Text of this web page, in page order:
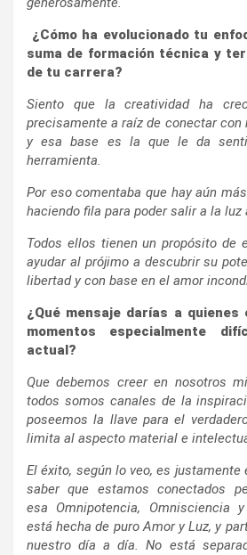
¿Cómo ha evolucionado tu
suma de formación técnica y
de tu carrera?
Siento que la creatividad ha
precisamente a raíz de conectar
y esa base es la que le da
herramienta.
Por eso comentaba que hay aún
haciendo fila para poder salir a la luz
Todos ellos tienen un propósito de
ayudar al prójimo a descubrir su
libertad y con base en el amor
¿Qué mensaje darías a
momentos especialmente
actual?
Que debemos creer en nosotros
todos somos canales de la
poseemos la llave para el
limita al aspecto material e
El éxito, según lo veo, es
saber que estamos conectados
esa Omnipotencia, Omnisciencia
está hecha de puro Amor y Luz, y
nuestro día a día. No está